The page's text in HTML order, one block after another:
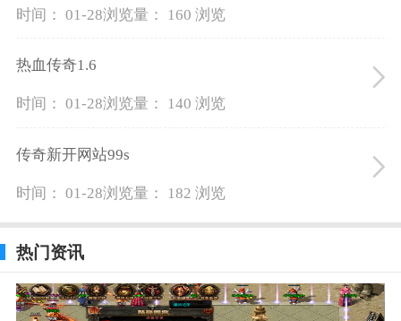
时间： 01-28浏览量： 160 浏览
热血传奇1.6
时间： 01-28浏览量： 140 浏览
传奇新开网站99s
时间： 01-28浏览量： 182 浏览
热门资讯